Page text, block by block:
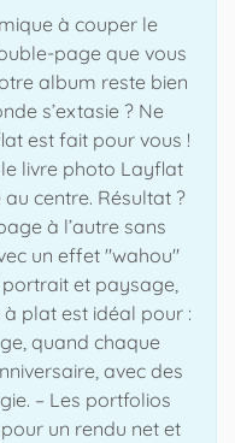
à couper le
page que vous
album reste bien
s’extasie ? Ne
est fait pour vous !
livre photo Layflat
centre. Résultat ?
à l’autre sans
un effet "wahou"
et paysage,
plat est idéal pour :
quand chaque
avec des
– Les portfolios
un rendu net et